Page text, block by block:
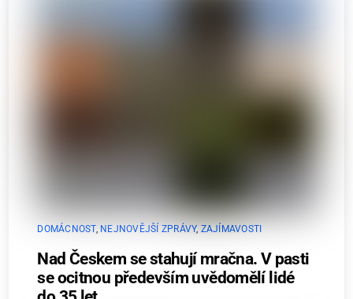
DOMÁCNOST, NEJNOVĚJŠÍ ZPRÁVY, ZAJÍMAVOSTI
Nad Českem se stahují mračna. V pasti
se ocitnou především uvědomělí lidé